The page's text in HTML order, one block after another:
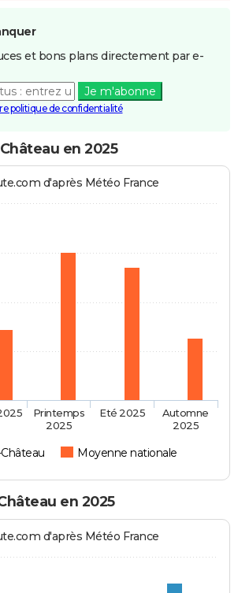
et bons plans directement par e-
Je m'abonne
politique de confidentialité
en 2025
d'après Météo France
Moyenne nationale
Printemps
2025
Eté 2025
Automne
2025
en 2025
d'après Météo France